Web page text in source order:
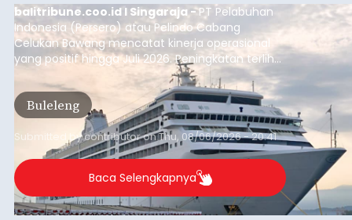
balitribune.coo.id I Singaraja -PT Pelabuhan
Indonesia (Persero) atau Pelindo Cabang
Celukan Bawang mencatat kinerja operasional
yang positif hingga Juli 2026. Peningkatan terlihat
dari arus kapal yang mencapai 1,48 juta Gross
Tonnage (GT), atau tumbuh 12,4 persen
dibandingkan periode yang sama tahun lalu
yang tercatat sebesar 1,32 juta GT.
Buleleng
Submitted bycontributoronThu, 08/06/2026 - 20:41
Baca Selengkapnya